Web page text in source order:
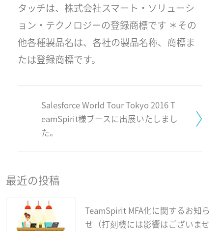
タッチは、株式会社スマート・ソリューシ
ョン・テクノロジーの登録商標です ＊その
他各種製品名は、各社の製品名称、商標ま
たは登録商標です。
Salesforce World Tour Tokyo 2016 T
eamSpirit様ブースに出展いたしまし
た。
最近の投稿
TeamSpirit MFA化に関するお知ら
せ（打刻機には影響はございませ